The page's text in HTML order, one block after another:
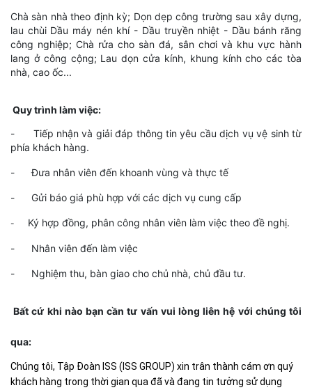
Chà sàn nhà theo định kỳ; Dọn dẹp công trường sau xây dựng,
lau chùi Dầu máy nén khí - Dầu truyền nhiệt - Dầu bánh răng
công nghiệp; Chà rửa cho sàn đá, sân chơi và khu vực hành
lang ở công cộng; Lau dọn cửa kính, khung kính cho các tòa
nhà, cao ốc...
Quy trình làm việc:
- Tiếp nhận và giải đáp thông tin yêu cầu dịch vụ vệ sinh từ
phía khách hàng.
- Đưa nhân viên đến khoanh vùng và thực tế
- Gửi báo giá phù hợp với các dịch vụ cung cấp
- Ký hợp đồng, phân công nhân viên làm việc theo đề nghị.
- Nhân viên đến làm việc
- Nghiệm thu, bàn giao cho chủ nhà, chủ đầu tư.
Bất cứ khi nào bạn cần tư vấn vui lòng liên hệ với chúng tôi
qua:
Chúng tôi, Tập Đoàn ISS (ISS GROUP) xin trân thành cám ơn quý
khách hàng trong thời gian qua đã và đang tin tưởng sử dụng